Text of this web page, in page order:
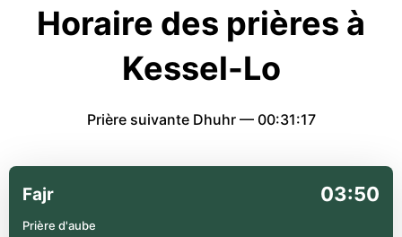
Horaire des prières à
Kessel-Lo
Prière suivante Dhuhr — 00:31:17
Fajr 03:50
Prière d'aube